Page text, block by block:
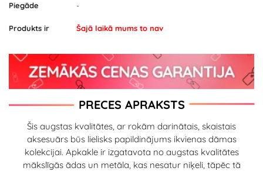
Piegāde -
Produkts ir Šajā laikā mums to nav
PRECES APRAKSTS
Šis augstas kvalitātes, ar rokām darinātais, skaistais
aksesuārs būs lielisks papildinājums ikvienas dāmas
kolekcijai. Apkakle ir izgatavota no augstas kvalitātes
mākslīgās ādas un metāla, kas nesatur niķeli, tāpēc tā